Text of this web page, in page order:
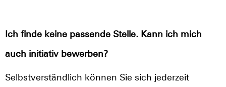
Ich finde keine passende Stelle. Kann ich mich
auch initiativ bewerben?
Selbstverständlich können Sie sich jederzeit